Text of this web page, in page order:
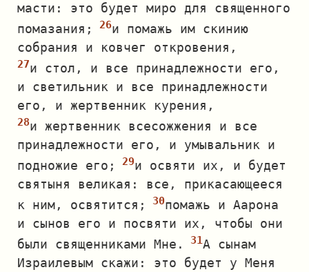
масти: это будет миро для священного
помазания;
и помажь им скинию
собрания и ковчег откровения,
и стол, и все принадлежности его,
и светильник и все принадлежности
его, и жертвенник курения,
и жертвенник всесожжения и все
принадлежности его, и умывальник и
подножие его;
и освяти их, и будет
святыня великая: все, прикасающееся
к ним, освятится;
помажь и Аарона
и сынов его и посвяти их, чтобы они
были священниками Мне.
А сынам
Израилевым скажи: это будет у Меня